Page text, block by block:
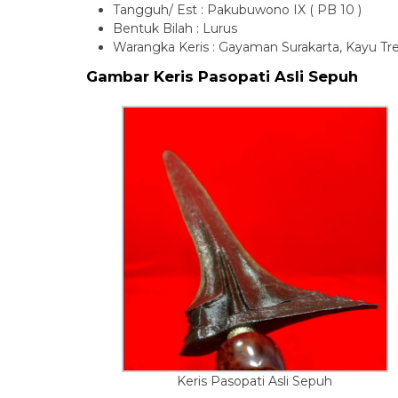
Tangguh/ Est : Pakubuwono IX ( PB 10 )
Bentuk Bilah : Lurus
Warangka Keris : Gayaman Surakarta, Kayu
Gambar Keris Pasopati Asli Sepuh
Keris Pasopati Asli Sepuh